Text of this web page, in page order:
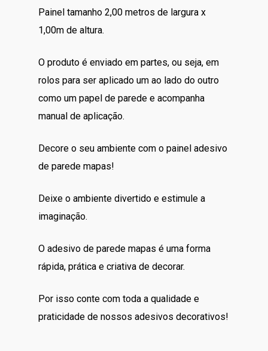
Painel tamanho 2,00 metros de largura x
1,00m de altura.
O produto é enviado em partes, ou seja, em
rolos para ser aplicado um ao lado do outro
como um papel de parede e acompanha
manual de aplicação.
Decore o seu ambiente com o painel adesivo
de parede mapas!
Deixe o ambiente divertido e estimule a
imaginação.
O adesivo de parede mapas é uma forma
rápida, prática e criativa de decorar.
Por isso conte com toda a qualidade e
praticidade de nossos adesivos decorativos!